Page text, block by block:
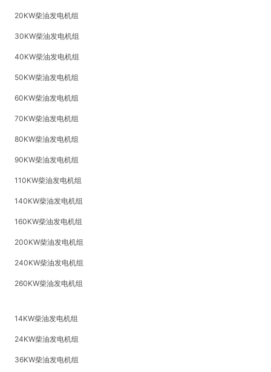
20KW柴油发电机组
30KW柴油发电机组
40KW柴油发电机组
50KW柴油发电机组
60KW柴油发电机组
70KW柴油发电机组
80KW柴油发电机组
90KW柴油发电机组
110KW柴油发电机组
140KW柴油发电机组
160KW柴油发电机组
200KW柴油发电机组
240KW柴油发电机组
260KW柴油发电机组
14KW柴油发电机组
24KW柴油发电机组
36KW柴油发电机组